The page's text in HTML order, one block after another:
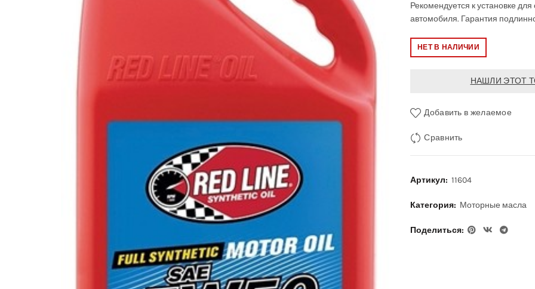
Рекомендуется к установке для
автомобиля. Гарантия
НЕТ В НАЛИЧИИ
НАШЛИ ЭТОТ
Добавить в желаемое
Сравнить
Артикул: 11604
Категория: Моторные масла
Поделиться